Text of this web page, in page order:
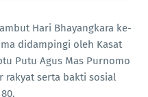
Hari Bhayangkara ke-
didampingi oleh Kasat
Putu Agus Mas Purnomo
rakyat serta bakti sosial